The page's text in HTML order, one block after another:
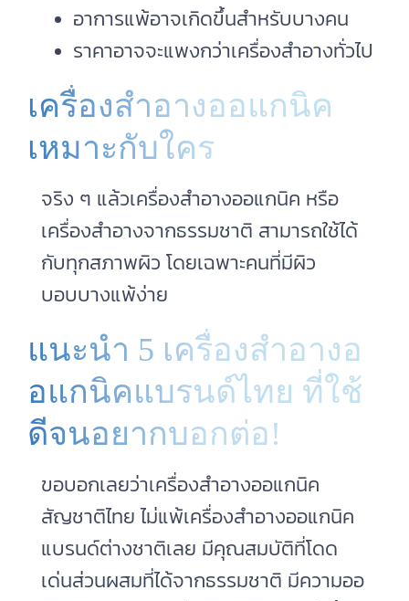
อาการแพ้อาจเกิดขึ้นสำหรับบางคน
ราคาอาจจะแพงกว่าเครื่องสำอางทั่วไป
เครื่องสำอางออแกนิค
เหมาะกับใคร
จริง ๆ แล้วเครื่องสำอางออแกนิค หรือ
เครื่องสําอางจากธรรมชาติ สามารถใช้ได้
กับทุกสภาพผิว โดยเฉพาะคนที่มีผิว
บอบบางแพ้ง่าย
แนะนำ 5 เครื่องสําอางอ
อแกนิคแบรนด์ไทย ที่ใช้
ดีจนอยากบอกต่อ!
ขอบอกเลยว่าเครื่องสำอางออแกนิค
สัญชาติไทย ไม่แพ้เครื่องสำอางออแกนิค
แบรนด์ต่างชาติเลย มีคุณสมบัติที่โดด
เด่นส่วนผสมที่ได้จากธรรมชาติ มีความออ